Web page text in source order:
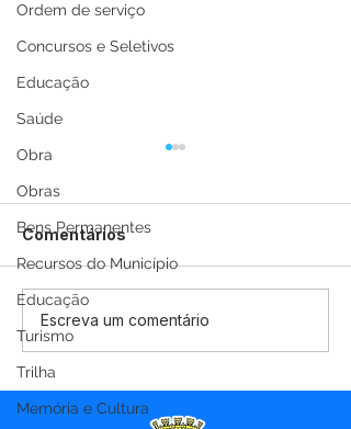
Ordem de serviço
Concursos e Seletivos
Educação
Saúde
Obra
Obras
Bens Permanentes
Recursos do Município
Educação
Turismo
Trilha
Memória e Cultura
Marechal Thaumaturgo
avança na Cafeicultura:
envio de mudas
fortalece o produtor
Comentários
Escreva um comentário